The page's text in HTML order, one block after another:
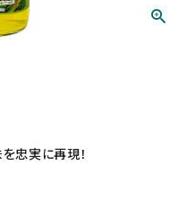
忠実に再現！